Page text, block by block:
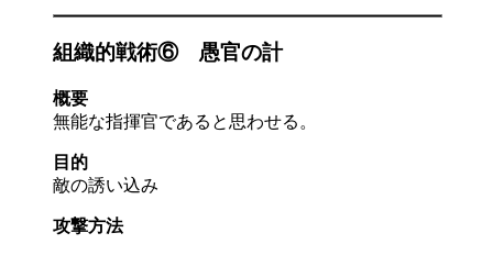
組織的戦術⑥ 愚官の計
概要
無能な指揮官であると思わせる。
目的
敵の誘い込み
攻撃方法